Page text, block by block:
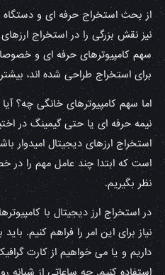
از بحث استخراج حرفه ای و دستگاه
نیز نقش بزرگی را در استخراج
سهم کامپیوترهای حرفه ای و
برای استخراج طراحی شده اند،
اما سهم کامپیوترهای خانگی چه؟
نیمه حرفه ای یا حتی گیمینگ در
استخراج ارزهای دیجیتال امیدوار
است که ابتدا چند عامل مهم را در
نظر بگیریم.
در استخراج ارز دیجیتال با
داریم و یا می خواهیم از کارت
استفاده کنیم. چه ساعاتی از شبانه